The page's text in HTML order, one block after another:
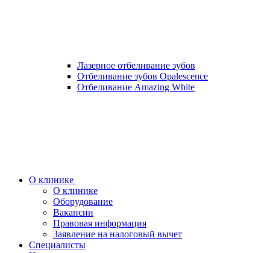
Лазерное отбеливание зубов
Отбеливание зубов Opalescence
Отбеливание Amazing White
О клинике
О клинике
Оборудование
Вакансии
Правовая информация
Заявление на налоговый вычет
Специалисты